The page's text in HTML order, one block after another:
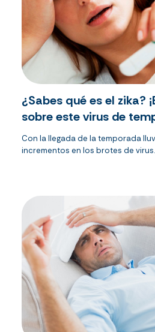
¿Sabes qué es el zika?
sobre este virus de
Con la llegada de la temporada
incrementos en los brotes de